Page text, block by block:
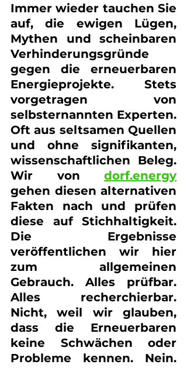
Immer wieder tauchen Sie
auf, die ewigen Lügen,
Mythen und scheinbaren
Verhinderungsgründe
gegen die erneuerbaren
Energieprojekte. Stets
vorgetragen von
selbsternannten Experten.
Oft aus seltsamen Quellen
und ohne signifikanten,
wissenschaftlichen Beleg.
Wir von dorf.energy
gehen diesen alternativen
Fakten nach und prüfen
diese auf Stichhaltigkeit.
Die Ergebnisse
veröffentlichen wir hier
zum allgemeinen
Gebrauch. Alles prüfbar.
Alles recherchierbar.
Nicht, weil wir glauben,
dass die Erneuerbaren
keine Schwächen oder
Probleme kennen. Nein.